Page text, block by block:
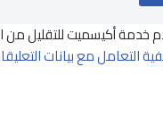
أكيسميت للتقليل من
التعامل مع بيانات